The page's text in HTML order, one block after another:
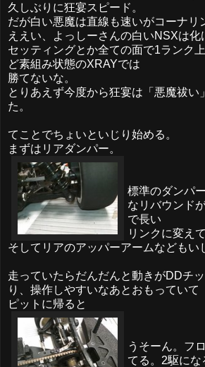
久しぶりに狂宴スピード。
だが白い悪魔は直線も速いがコーナリ
ええい、よっしーさんの白いNSXは化
セッティングとか全ての面で1ランク
ど素組み状態のXRAYでは
勝てないな。
とりあえず今度から狂宴は「悪魔祓い
た。
てことでちょいといじり始める。
まずはリアダンパー。
標準のダンパ
なリバウンド
で長い
リンクに変え
そしてリアのアッパーアームなどもい
走っていたらだんだんと動きがDDチ
り、操作しやすいなあとおもっていて
ピットに帰ると
うそーん。フ
てる。2駆に